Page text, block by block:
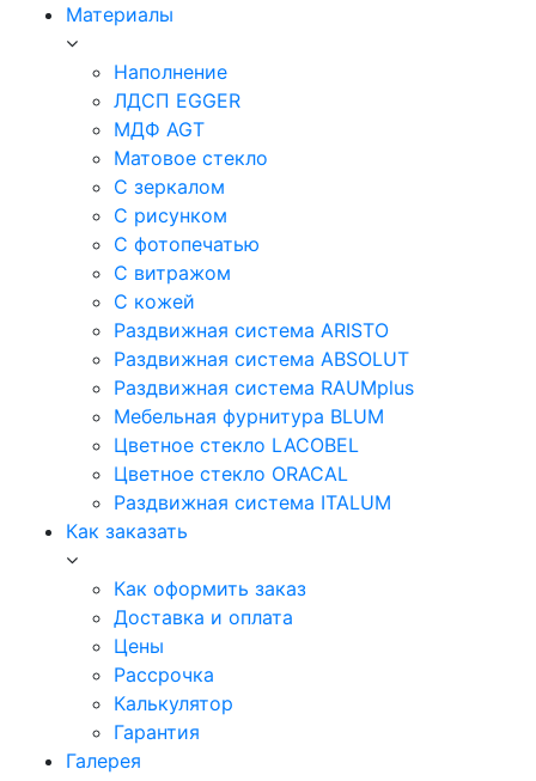
Материалы
Наполнение
ЛДСП EGGER
МДФ AGT
Матовое стекло
С зеркалом
С рисунком
С фотопечатью
С витражом
С кожей
Раздвижная система ARISTO
Раздвижная система ABSOLUT
Раздвижная система RAUMplus
Мебельная фурнитура BLUM
Цветное стекло LACOBEL
Цветное стекло ORACAL
Раздвижная система ITALUM
Как заказать
Как оформить заказ
Доставка и оплата
Цены
Рассрочка
Калькулятор
Гарантия
Галерея